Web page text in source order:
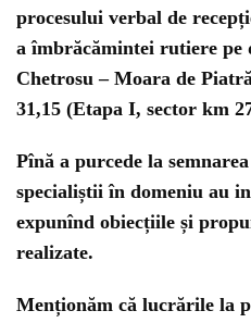
procesului verbal de
a îmbrăcămintei rutiere pe
Chetrosu – Moara de
31,15 (Etapa I, sector km
Pînă a purcede la
specialiștii în domeniu au
expunînd obiecțiile și
realizate.
Menționăm că lucrările la